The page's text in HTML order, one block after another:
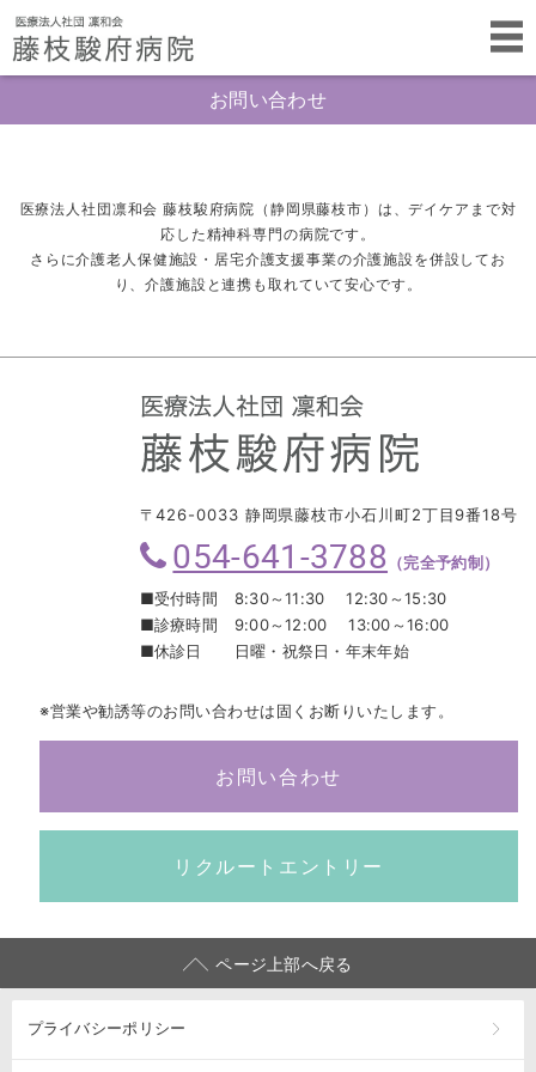
お問い合わせ
医療法人社団凛和会 藤枝駿府病院（静岡県藤枝市）は、デイケアまで対
応した精神科専門の病院です。
さらに介護老人保健施設・居宅介護支援事業の介護施設を併設してお
り、介護施設と連携も取れていて安心です。
〒426-0033 静岡県藤枝市小石川町2丁目9番18号
054-641-3788
（完全予約制）
■受付時間
8:30～11:30 12:30～15:30
■診療時間
9:00～12:00 13:00～16:00
■休診日
日曜・祝祭日・年末年始
※営業や勧誘等のお問い合わせは固くお断りいたします。
お問い合わせ
リクルートエントリー
ページ上部へ戻る
プライバシーポリシー